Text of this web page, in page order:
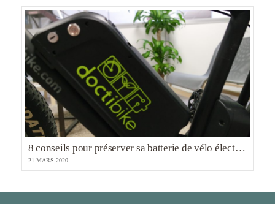
8 conseils pour préserver sa batterie de vélo électrique.
21 MARS 2020